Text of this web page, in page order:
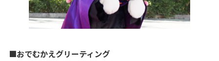
■おでむかえグリーティング